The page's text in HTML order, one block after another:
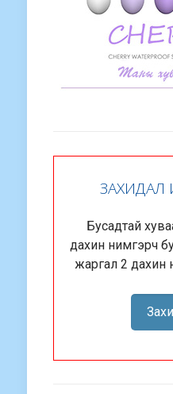
ЗАХИДАЛ
Бусадтай
дахин нимгэрч
жаргал 2 дахин